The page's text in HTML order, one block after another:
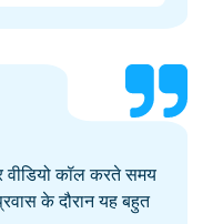
कॉल करते समय
के दौरान यह बहुत